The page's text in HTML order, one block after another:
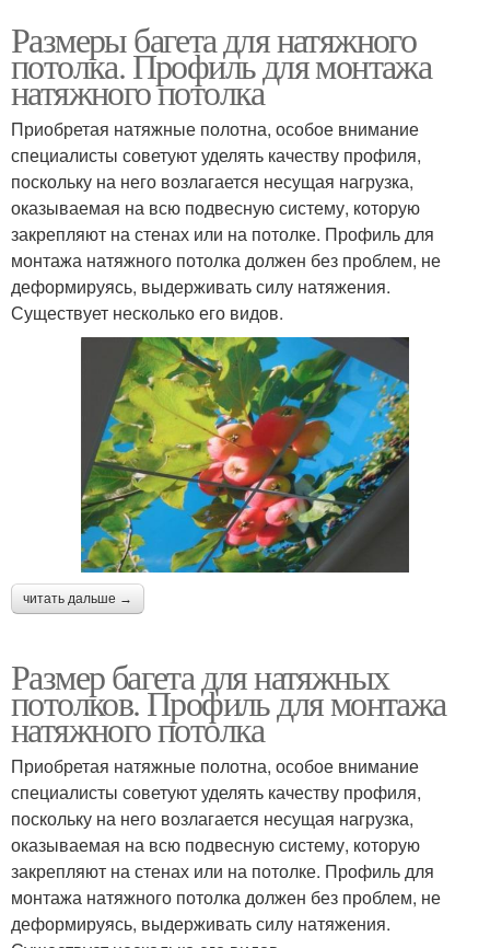
Размеры багета для натяжного
потолка. Профиль для монтажа
натяжного потолка
Приобретая натяжные полотна, особое внимание
специалисты советуют уделять качеству профиля,
поскольку на него возлагается несущая нагрузка,
оказываемая на всю подвесную систему, которую
закрепляют на стенах или на потолке. Профиль для
монтажа натяжного потолка должен без проблем, не
деформируясь, выдерживать силу натяжения.
Существует несколько его видов.
читать дальше →
Размер багета для натяжных
потолков. Профиль для монтажа
натяжного потолка
Приобретая натяжные полотна, особое внимание
специалисты советуют уделять качеству профиля,
поскольку на него возлагается несущая нагрузка,
оказываемая на всю подвесную систему, которую
закрепляют на стенах или на потолке. Профиль для
монтажа натяжного потолка должен без проблем, не
деформируясь, выдерживать силу натяжения.